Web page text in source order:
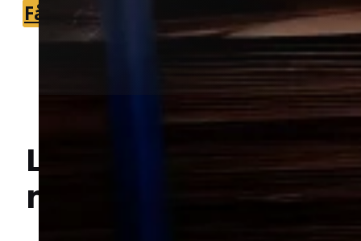
Få et tilbud +45 51 90 85 46
Lokal bekæmpelse
mår
i Skærbæk